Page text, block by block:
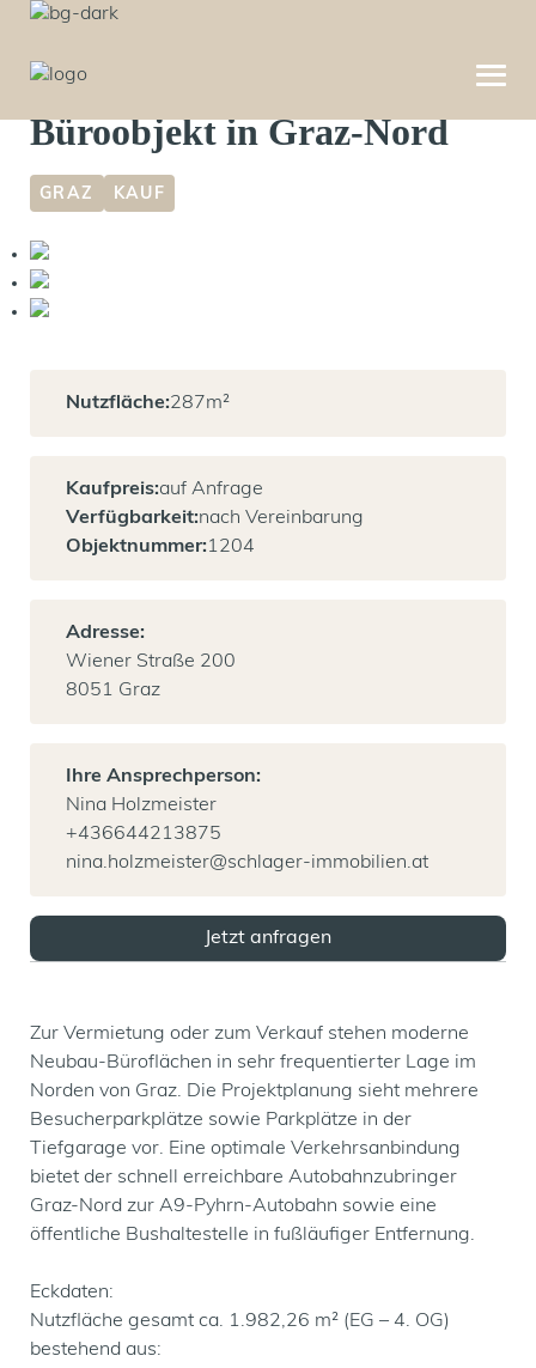
Baugenehemigtes Neubau-
Büroobjekt in Graz-Nord
GRAZ KAUF
Zur Vermietung oder zum Verkauf stehen moderne
Neubau-Büroflächen in sehr frequentierter Lage im
Norden von Graz. Die Projektplanung sieht mehrere
Besucherparkplätze sowie Parkplätze in der
Tiefgarage vor. Eine optimale Verkehrsanbindung
bietet der schnell erreichbare Autobahnzubringer
Graz-Nord zur A9-Pyhrn-Autobahn sowie eine
öffentliche Bushaltestelle in fußläufiger Entfernung.
Eckdaten:
Nutzfläche gesamt ca. 1.982,26 m² (EG – 4. OG)
bestehend aus:
Nutzfläche:287m²
Kaufpreis:auf Anfrage
Verfügbarkeit:nach Vereinbarung
Objektnummer:1204
Adresse:
Wiener Straße 200
8051 Graz
Ihre Ansprechperson:
Nina Holzmeister
+436644213875
nina.holzmeister@schlager-immobilien.at
Jetzt anfragen